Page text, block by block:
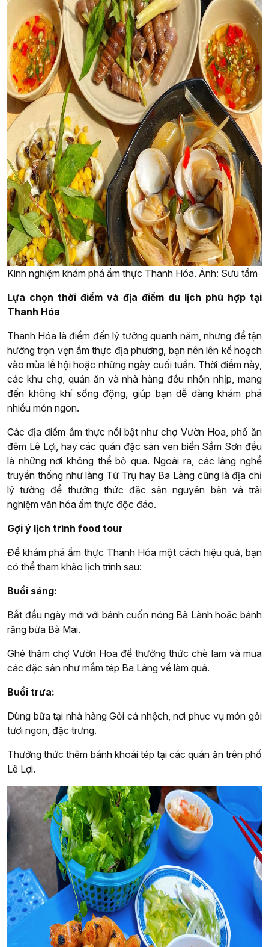
Kinh nghiệm khám phá ẩm thực Thanh Hóa. Ảnh: Sưu tầm
Lựa chọn thời điểm và địa điểm du lịch phù hợp tại
Thanh Hóa
Thanh Hóa là điểm đến lý tưởng quanh năm, nhưng để tận
hưởng trọn vẹn ẩm thực địa phương, bạn nên lên kế hoạch
vào mùa lễ hội hoặc những ngày cuối tuần. Thời điểm này,
các khu chợ, quán ăn và nhà hàng đều nhộn nhịp, mang
đến không khí sống động, giúp bạn dễ dàng khám phá
nhiều món ngon.
Các địa điểm ẩm thực nổi bật như chợ Vườn Hoa, phố ăn
đêm Lê Lợi, hay các quán đặc sản ven biển Sầm Sơn đều
là những nơi không thể bỏ qua. Ngoài ra, các làng nghề
truyền thống như làng Tứ Trụ hay Ba Làng cũng là địa chỉ
lý tưởng để thưởng thức đặc sản nguyên bản và trải
nghiệm văn hóa ẩm thực độc đáo.
Gợi ý lịch trình food tour
Để khám phá ẩm thực Thanh Hóa một cách hiệu quả, bạn
có thể tham khảo lịch trình sau:
Buổi sáng:
Bắt đầu ngày mới với bánh cuốn nóng Bà Lành hoặc bánh
răng bừa Bà Mai.
Ghé thăm chợ Vườn Hoa để thưởng thức chè lam và mua
các đặc sản như mắm tép Ba Làng về làm quà.
Buổi trưa:
Dùng bữa tại nhà hàng Gỏi cá nhệch, nơi phục vụ món gỏi
tươi ngon, đặc trưng.
Thưởng thức thêm bánh khoái tép tại các quán ăn trên phố
Lê Lợi.